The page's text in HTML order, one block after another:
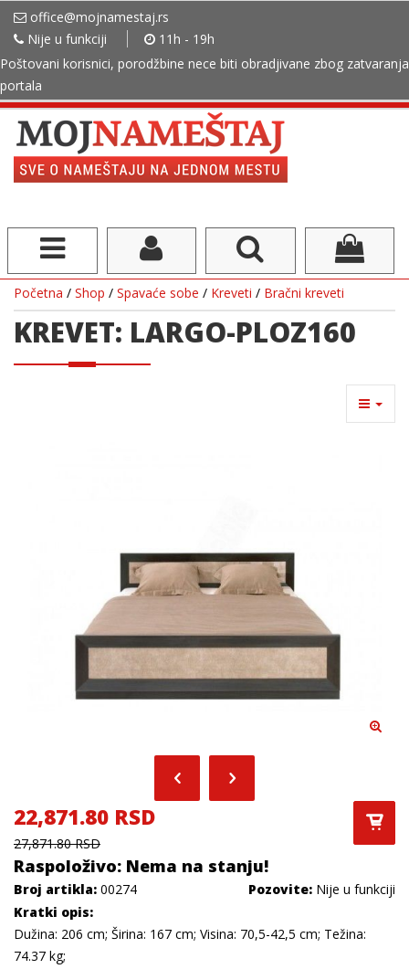
office@mojnamestaj.rs
Nije u funkciji
11h - 19h
Poštovani korisnici, porodžbine nece biti obradjivane zbog zatvaranja
portala
Početna / Shop / Spavaće sobe / Kreveti / Bračni kreveti
KREVET: LARGO-PLOZ160
22,871.80 RSD
27,871.80 RSD
Raspoloživo: Nema na stanju!
Broj artikla: 00274 Pozovite: Nije u funkciji
Kratki opis:
Dužina: 206 cm; Širina: 167 cm; Visina: 70,5-42,5 cm; Težina:
74.37 kg;